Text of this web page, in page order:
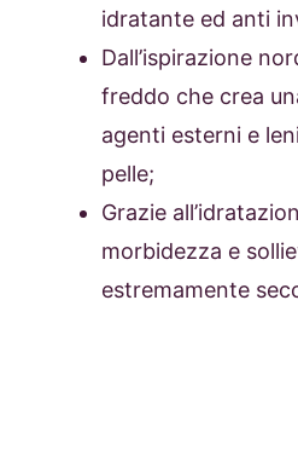
idratante ed anti
Dall’ispirazione
freddo che crea
agenti esterni e
pelle;
Grazie
morbidezza e
estremamente